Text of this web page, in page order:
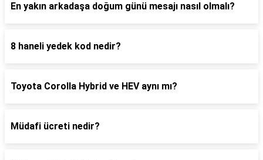
En yakın arkadaşa doğum günü mesajı nasıl olmalı?
8 haneli yedek kod nedir?
Toyota Corolla Hybrid ve HEV aynı mı?
Müdafi ücreti nedir?